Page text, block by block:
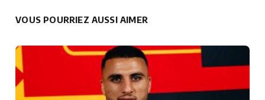
VOUS POURRIEZ AUSSI AIMER